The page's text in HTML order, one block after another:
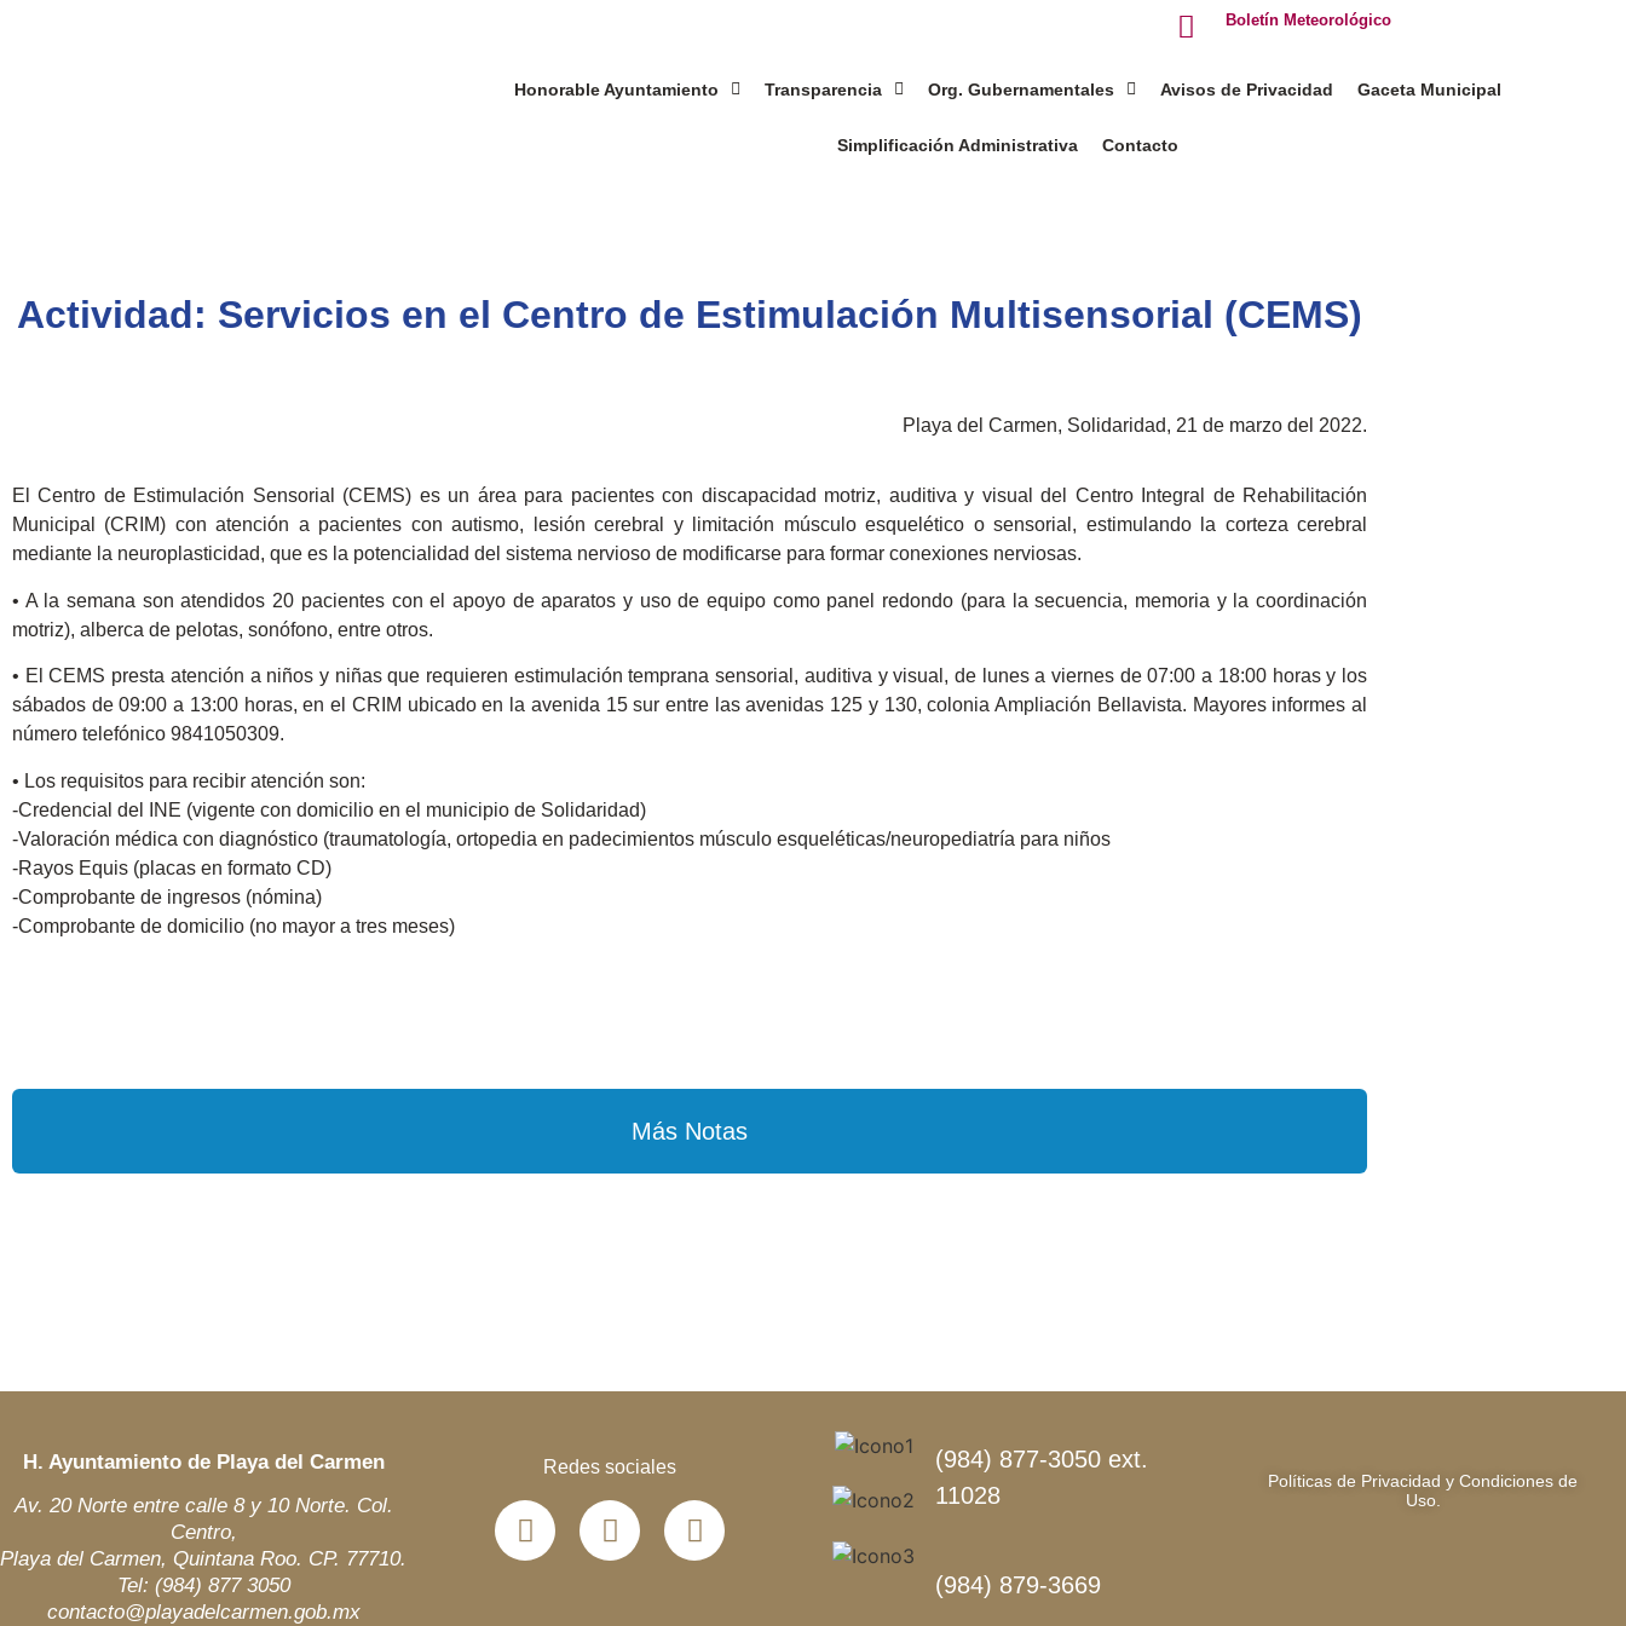
Boletín Meteorológico
Honorable Ayuntamiento Transparencia Org. Gubernamentales Avisos de Privacidad Gaceta Municipal
Simplificación Administrativa Contacto
Actividad: Servicios en el Centro de Estimulación Multisensorial (CEMS)
Playa del Carmen, Solidaridad, 21 de marzo del 2022.
El Centro de Estimulación Sensorial (CEMS) es un área para pacientes con discapacidad motriz, auditiva y visual del Centro Integral de Rehabilitación
Municipal (CRIM) con atención a pacientes con autismo, lesión cerebral y limitación músculo esquelético o sensorial, estimulando la corteza cerebral
mediante la neuroplasticidad, que es la potencialidad del sistema nervioso de modificarse para formar conexiones nerviosas.
• A la semana son atendidos 20 pacientes con el apoyo de aparatos y uso de equipo como panel redondo (para la secuencia, memoria y la coordinación
motriz), alberca de pelotas, sonófono, entre otros.
• El CEMS presta atención a niños y niñas que requieren estimulación temprana sensorial, auditiva y visual, de lunes a viernes de 07:00 a 18:00 horas y los
sábados de 09:00 a 13:00 horas, en el CRIM ubicado en la avenida 15 sur entre las avenidas 125 y 130, colonia Ampliación Bellavista. Mayores informes al
número telefónico 9841050309.
• Los requisitos para recibir atención son:
-Credencial del INE (vigente con domicilio en el municipio de Solidaridad)
-Valoración médica con diagnóstico (traumatología, ortopedia en padecimientos músculo esqueléticas/neuropediatría para niños
-Rayos Equis (placas en formato CD)
-Comprobante de ingresos (nómina)
-Comprobante de domicilio (no mayor a tres meses)
Más Notas
H. Ayuntamiento de Playa del Carmen
Av. 20 Norte entre calle 8 y 10 Norte. Col.
Centro,
Playa del Carmen, Quintana Roo. CP. 77710.
Tel: (984) 877 3050
contacto@playadelcarmen.gob.mx
Redes sociales
(984) 877-3050 ext.
11028
(984) 879-3669
Políticas de Privacidad y Condiciones de
Uso.